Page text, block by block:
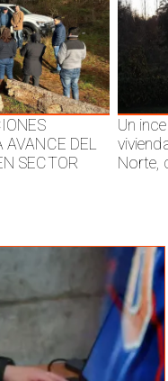
AVANCE DEL
SECTOR
Un
Norte,